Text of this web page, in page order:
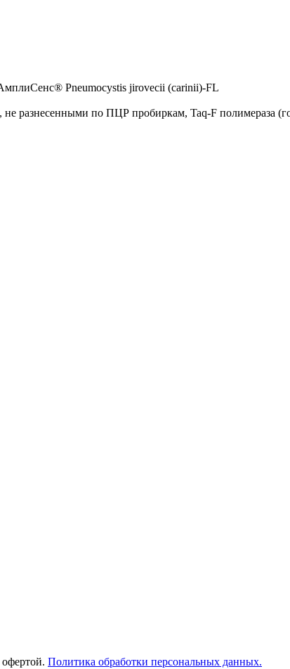
Pneumocystis jirovecii (carinii)-FL
Политика обработки персональных данных.